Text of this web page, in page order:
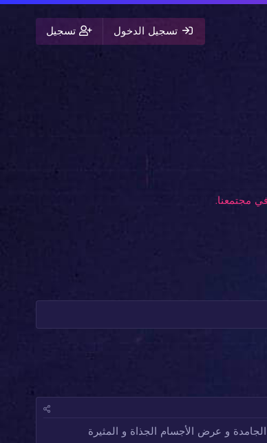
تسجيل الدخول تسجيل
مجتمعنا.
و عرض الأجسام الجذاة و المثيرة